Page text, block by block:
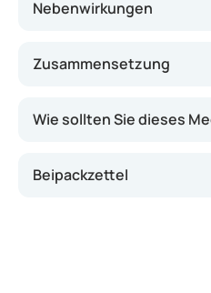
Nebenwirkungen
Zusammensetzung
Wie sollten Sie dieses
Beipackzettel